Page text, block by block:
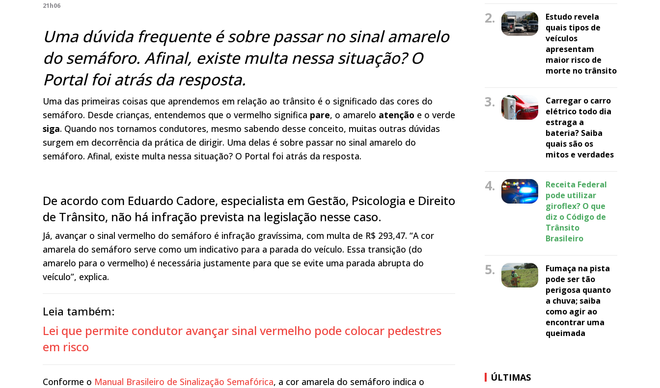
21h06
Uma dúvida frequente é sobre passar no sinal amarelo
dosemáforo. Afinal, existe multa nessa situação? O
Portal foi atrás da resposta.
Uma das primeiras coisas que aprendemos em relação ao trânsito é o significado das cores do
semáforo. Desde crianças, entendemos que o vermelho significa pare, o amarelo atenção e o verde
siga. Quando nos tornamos condutores, mesmo sabendo desse conceito, muitas outras dúvidas
surgem em decorrência da prática de dirigir. Uma delas é sobre passar no sinal amarelo do
semáforo. Afinal, existe multa nessa situação? O Portal foi atrás da resposta.
De acordo com Eduardo Cadore, especialista em Gestão, Psicologia e Direito
de Trânsito, não há infração prevista na legislação nesse caso.
Já, avançar o sinal vermelho do semáforo é infração gravíssima, com multa de R$ 293,47. “A cor
amarela do semáforo serve como um indicativo para a parada do veículo. Essa transição (do
amarelo para o vermelho) é necessária justamente para que se evite uma parada abrupta do
veículo”, explica.
Leia também:
Lei que permite condutor avançar sinal vermelho pode colocar pedestres
em risco
Conforme o Manual Brasileiro de Sinalização Semafórica, a cor amarela do semáforo indica o
2.
Estudo revela
quais tipos de
veículos
apresentam
maior risco de
morte no trânsito
3.
Carregar o carro
elétrico todo dia
estraga a
bateria? Saiba
quais são os
mitos e verdades
4.
Receita Federal
pode utilizar
giroflex? O que
diz o Código de
Trânsito
Brasileiro
5.
Fumaça na pista
pode ser tão
perigosa quanto
a chuva; saiba
como agir ao
encontrar uma
queimada
ÚLTIMAS